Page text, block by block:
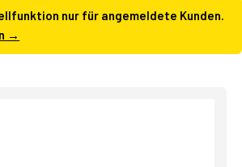
nur für angemeldete Kunden.
→